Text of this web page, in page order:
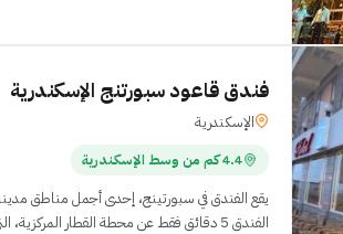
فندق قاعود سبورتنج الإسكندرية
الإسكندرية
4.4 كم من وسط الإسكندرية
يقع الفندق في سبورتينج، إحدى أجمل مناطق
الفندق 5 دقائق فقط عن محطة القطار المركزية، التي تبعد مسافة كيلومترين.